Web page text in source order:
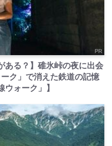
PR
ある？】碓氷峠の夜に出会
ク」で消えた鉄道の記憶
ォーク」】